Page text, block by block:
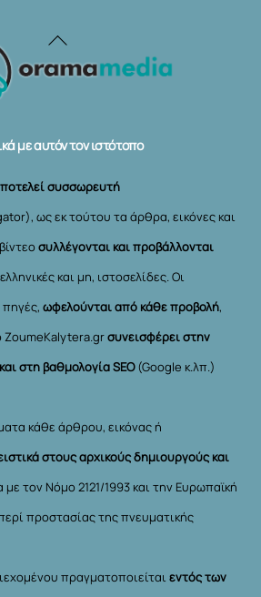
Back
To
με αυτόν τον ιστότοπο
συσσωρευτή
ως εκ τούτου τα άρθρα, εικόνες και
συλλέγονται και προβάλλονται
και μη, ιστοσελίδες. Οι
πηγές,ωφελούνται από κάθε προβολή,
ZoumeKalytera.grσυνεισφέρει στην
στη βαθμολογία SEO(Google κ.λπ.)
κάθε άρθρου, εικόνας ή
στους αρχικούς δημιουργούς και
τον Νόμο 2121/1993 και την Ευρωπαϊκή
προστασίας της πνευματικής
πραγματοποιείταιεντός των